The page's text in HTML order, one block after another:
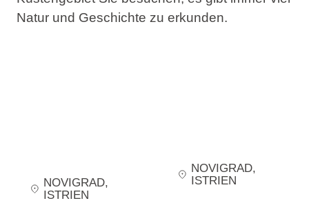
Natur und Geschichte zu erkunden.
NOVIGRAD,
ISTRIEN
NOVIGRAD,
ISTRIEN